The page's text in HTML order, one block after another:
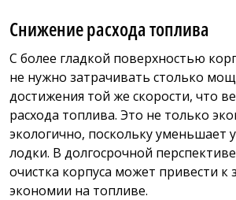
Снижение расхода топлива
С более гладкой поверхностью
не нужно затрачивать столько
достижения той же скорости, что
расхода топлива. Это не только
экологично, поскольку уменьшает
лодки. В долгосрочной
очистка корпуса может привести к
экономии на топливе.